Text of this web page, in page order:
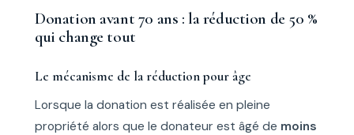
Donation avant 70 ans : la réduction de 50 %
qui change tout
Le mécanisme de la réduction pour âge
Lorsque la donation est réalisée en pleine
propriété alors que le donateur est âgé de moins